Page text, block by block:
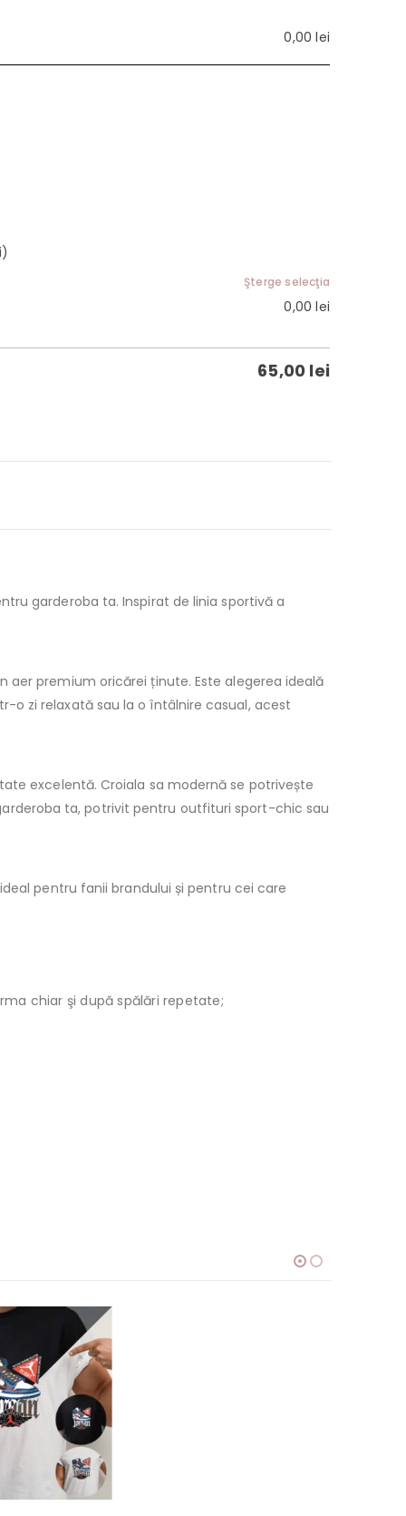
0,00lei
Şterge selecţia
0,00lei
65,00 lei
garderoba ta. Inspirat de linia sportivă a
premium oricărei ținute. Este alegerea ideală
o zi relaxată sau la o întâlnire casual, acest
excelentă. Croiala sa modernă se potrivește
ta, potrivit pentru outfituri sport-chic sau
pentru fanii brandului și pentru cei care
chiar şi după spălări repetate;